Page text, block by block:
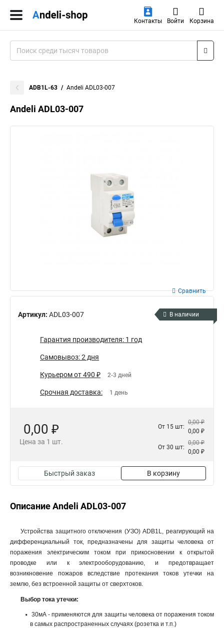
Контакты Войти Корзина
ADB1L-63 Andeli ADL03-007
Andeli ADL03-007
Артикул: ADL03-007
Сравнить
В наличии
Гарантия производителя: 1 год
Самовывоз: 2 дня
Курьером от 490 ₽ 2-3 дней
Срочная доставка: 1 день
0,00 ₽
Цена за 1 шт.
От 15 шт:
0,00 ₽
0,00 ₽
От 30 шт:
0,00 ₽
0,00 ₽
Быстрый заказ В корзину
Описание Andeli ADL03-007
Устройства защитного отключения (УЗО) ADB1L, реагирующий на
дифференциальный ток, предназначены для защиты человека от
поражения электрическим током при прикосновении к открытой
проводке или к электрооборудованию, и предотвращает
возникновение пожаров вследствие протекания токов утечки на
землю, без встроенной защиты от сверхтоков.
Выбор тока утечки:
30мА - применяются для защиты человека от поражения током
в самых распространенных случаях (розетка и т.п.)